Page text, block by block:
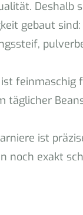
Deshalb
gebaut sind:
feinmaschig
täglicher
ist
noch exakt